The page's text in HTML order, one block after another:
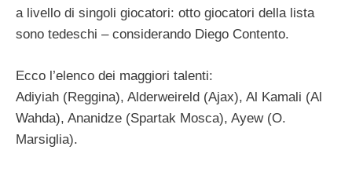
a livello di singoli giocatori: otto giocatori della lista
sono tedeschi – considerando Diego Contento.
Ecco l’elenco dei maggiori talenti:
Adiyiah (Reggina), Alderweireld (Ajax), Al Kamali (Al
Wahda), Ananidze (Spartak Mosca), Ayew (O.
Marsiglia).